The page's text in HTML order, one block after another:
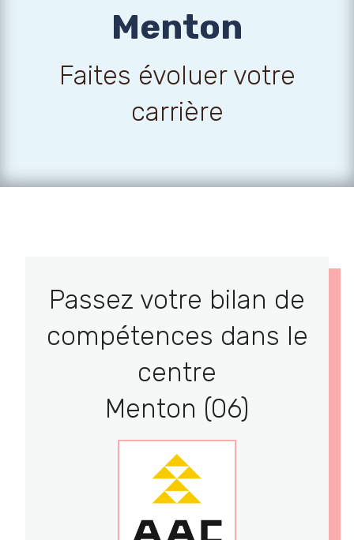
Menton
Faites évoluer votre
carrière
Passez votre bilan de
compétences dans le
centre
Menton (06)